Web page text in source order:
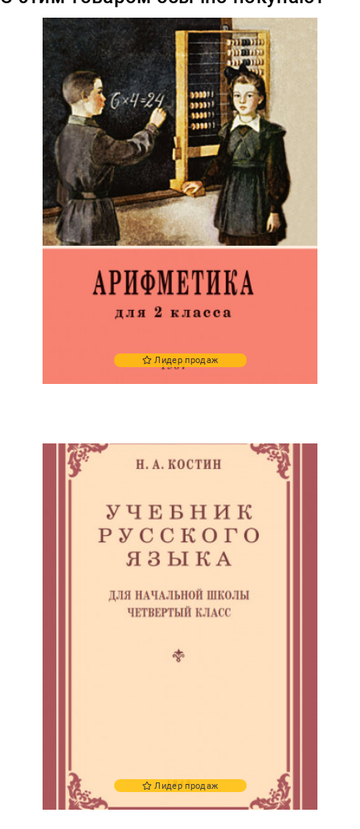
Лидер продаж
Лидер продаж